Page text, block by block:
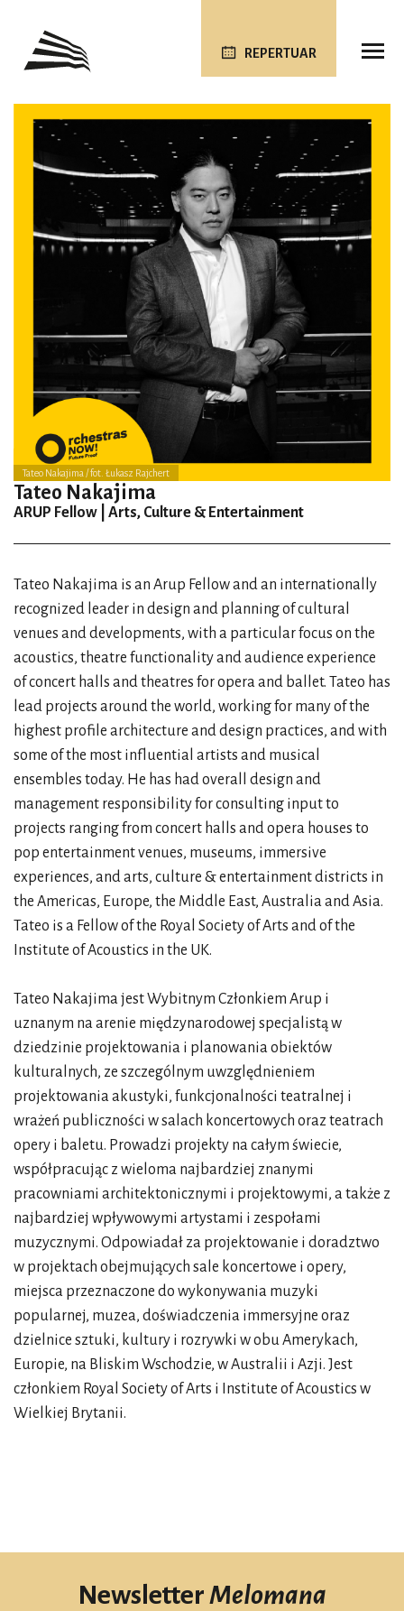
REPERTUAR
Tateo Nakajima / fot. Łukasz Rajchert
Tateo Nakajima
ARUP Fellow | Arts, Culture & Entertainment
Tateo Nakajima is an Arup Fellow and an internationally
recognized leader in design and planning of cultural
venues and developments, with a particular focus on the
acoustics, theatre functionality and audience experience
of concert halls and theatres for opera and ballet. Tateo has
lead projects around the world, working for many of the
highest profile architecture and design practices, and with
some of the most influential artists and musical
ensembles today. He has had overall design and
management responsibility for consulting input to
projects ranging from concert halls and opera houses to
pop entertainment venues, museums, immersive
experiences, and arts, culture & entertainment districts in
the Americas, Europe, the Middle East, Australia and Asia.
Tateo is a Fellow of the Royal Society of Arts and of the
Institute of Acoustics in the UK.
Tateo Nakajima jest Wybitnym Członkiem Arup i
uznanym na arenie międzynarodowej specjalistą w
dziedzinie projektowania i planowania obiektów
kulturalnych, ze szczególnym uwzględnieniem
projektowania akustyki, funkcjonalności teatralnej i
wrażeń publiczności w salach koncertowych oraz teatrach
opery i baletu. Prowadzi projekty na całym świecie,
współpracując z wieloma najbardziej znanymi
pracowniami architektonicznymi i projektowymi, a także z
najbardziej wpływowymi artystami i zespołami
muzycznymi. Odpowiadał za projektowanie i doradztwo
w projektach obejmujących sale koncertowe i opery,
miejsca przeznaczone do wykonywania muzyki
popularnej, muzea, doświadczenia immersyjne oraz
dzielnice sztuki, kultury i rozrywki w obu Amerykach,
Europie, na Bliskim Wschodzie, w Australii i Azji. Jest
członkiem Royal Society of Arts i Institute of Acoustics w
Wielkiej Brytanii.
NewsletterMelomana